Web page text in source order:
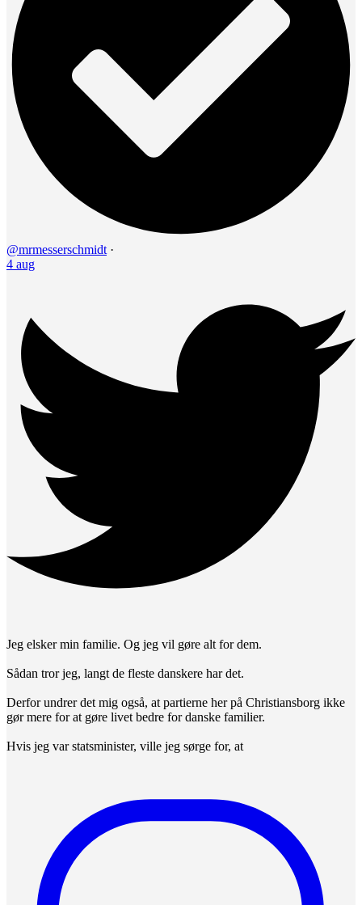
@mrmesserschmidt ·
4 aug
Jeg elsker min familie. Og jeg vil gøre alt for dem.
Sådan tror jeg, langt de fleste danskere har det.
Derfor undrer det mig også, at partierne her på Christiansborg ikke
gør mere for at gøre livet bedre for danske familier.
Hvis jeg var statsminister, ville jeg sørge for, at